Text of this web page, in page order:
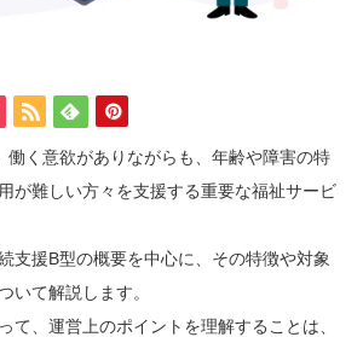
働く意欲がありながらも、年齢や障害の特
が難しい方々を支援する重要な福祉サービ
支援B型の概要を中心に、その特徴や対象
いて解説します。
て、運営上のポイントを理解することは、